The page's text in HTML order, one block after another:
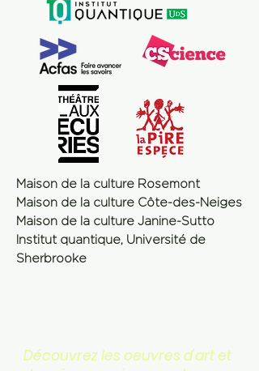
Maison de la culture Rosemont
Maison de la culture Côte-des-Neiges
Maison de la culture Janine-Sutto
nstitut quantique, Université de
Sherbrooke
Découvrez les oeuvres d'art et